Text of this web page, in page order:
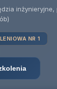
inżynieryjne,
NR 1